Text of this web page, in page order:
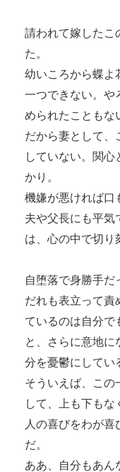
請われて嫁したこ
た。
幼いころから蝶よ
一つできない。や
められたこともな
だから妻として、
していない。関
かり。
機嫌が悪ければ口
夫や父長にも平気
は、心の中で切り
自堕落で身勝手だ
だれも表立って責
ているのは自分で
と、さらに意地に
分を憂鬱にしてい
そういえば、この
して、上も下もな
人の喜びをわが喜
だ。
ああ、自分もあ